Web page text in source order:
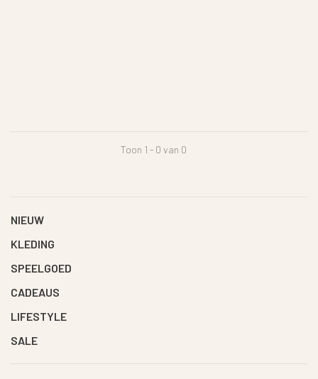
Toon 1 - 0 van 0
NIEUW
KLEDING
SPEELGOED
CADEAUS
LIFESTYLE
SALE